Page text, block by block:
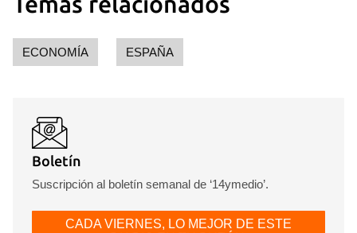
Guardar como favorito
Para poder guardar como favorito, primero has de
ECONOMÍA ESPAÑA
Boletín
Suscripción al boletín semanal de ‘14ymedio’.
CADA VIERNES, LO MEJOR DE ESTE